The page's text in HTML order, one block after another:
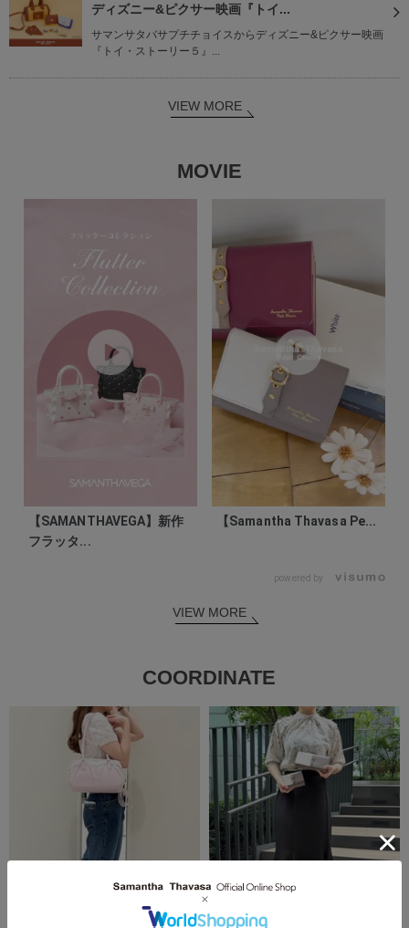
ディズニー&ピクサー映画『トイ...
サマンサタバサプチチョイスからディズニー&ピクサー映画
『トイ・ストーリー５』...
VIEW MORE
MOVIE
【SAMANTHAVEGA】新作
フラッタ...
【Samantha Thavasa Pe...
powered by
VIEW MORE
COORDINATE